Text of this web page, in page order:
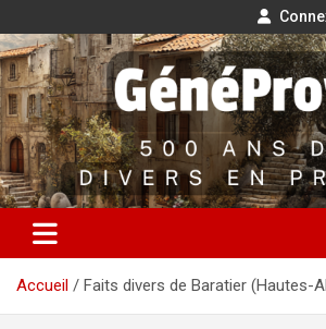
Aller
au
contenu
GénéProvence
500 ans de faits divers en Provence
Accueil Faits divers de Baratier (Hautes-